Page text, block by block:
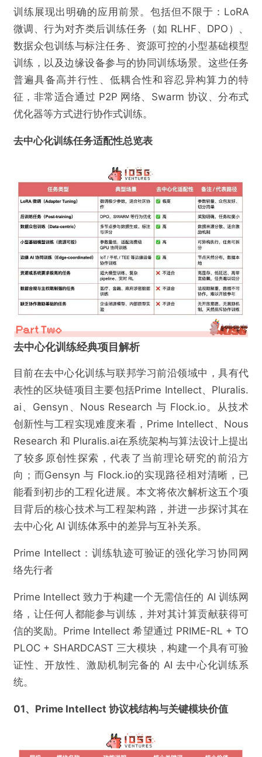
训练展现出明确的应用前景。包括但不限于：LoRA
微调、行为对齐类后训练任务（如 RLHF、DPO）、
数据众包训练与标注任务、资源可控的小型基础模型
训练，以及边缘设备参与的协同训练场景。这些任务
普遍具备高并行性、低耦合性和容忍异构算力的特
征，非常适合通过 P2P 网络、Swarm 协议、分布式
优化器等方式进行协作式训练。
去中心化训练任务适配性总览表
去中心化训练经典项目解析
目前在去中心化训练与联邦学习前沿领域中，具有代
表性的区块链项目主要包括Prime Intellect、Pluralis.
ai、Gensyn、Nous Research 与 Flock.io。从技术
创新性与工程实现难度来看，Prime Intellect、Nous
Research 和 Pluralis.ai在系统架构与算法设计上提出
了较多原创性探索，代表了当前理论研究的前沿方
向；而Gensyn 与 Flock.io的实现路径相对清晰，已
能看到初步的工程化进展。本文将依次解析这五个项
目背后的核心技术与工程架构路，并进一步探讨其在
去中心化 AI 训练体系中的差异与互补关系。
Prime Intellect：训练轨迹可验证的强化学习协同网
络先行者
Prime Intellect 致力于构建一个无需信任的 AI 训练网
络，让任何人都能参与训练，并对其计算贡献获得可
信的奖励。Prime Intellect 希望通过 PRIME-RL + TO
PLOC + SHARDCAST 三大模块，构建一个具有可验
证性、开放性、激励机制完备的 AI 去中心化训练系
统。
01、Prime Intellect 协议栈结构与关键模块价值